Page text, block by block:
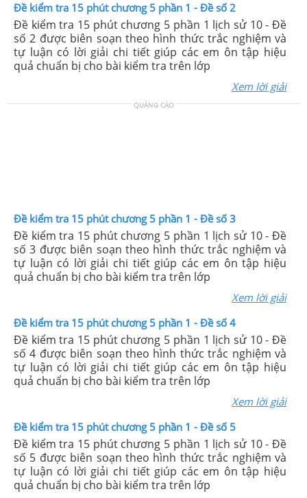
Đề kiểm tra 15 phút chương 5 phần 1 - Đề số 2
Đề kiểm tra 15 phút chương 5 phần 1 lịch sử 10 - Đề
số 2 được biên soạn theo hình thức trắc nghiệm và
tự luận có lời giải chi tiết giúp các em ôn tập hiệu
quả chuẩn bị cho bài kiểm tra trên lớp
Xem lời giải
QUẢNG CÁO
Đề kiểm tra 15 phút chương 5 phần 1 - Đề số 3
Đề kiểm tra 15 phút chương 5 phần 1 lịch sử 10 - Đề
số 3 được biên soạn theo hình thức trắc nghiệm và
tự luận có lời giải chi tiết giúp các em ôn tập hiệu
quả chuẩn bị cho bài kiểm tra trên lớp
Xem lời giải
Đề kiểm tra 15 phút chương 5 phần 1 - Đề số 4
Đề kiểm tra 15 phút chương 5 phần 1 lịch sử 10 - Đề
số 4 được biên soạn theo hình thức trắc nghiệm và
tự luận có lời giải chi tiết giúp các em ôn tập hiệu
quả chuẩn bị cho bài kiểm tra trên lớp
Xem lời giải
Đề kiểm tra 15 phút chương 5 phần 1 - Đề số 5
Đề kiểm tra 15 phút chương 5 phần 1 lịch sử 10 - Đề
số 5 được biên soạn theo hình thức trắc nghiệm và
tự luận có lời giải chi tiết giúp các em ôn tập hiệu
quả chuẩn bị cho bài kiểm tra trên lớp